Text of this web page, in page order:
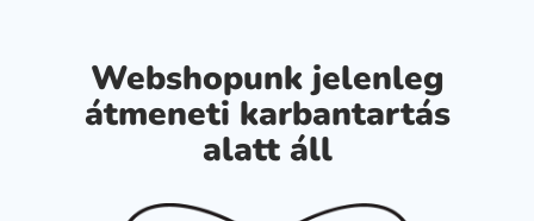
Webshopunk jelenleg
átmeneti karbantartás
alatt áll